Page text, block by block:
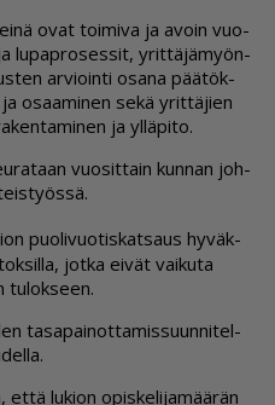
ovat toi­mi­va ja avoin vuo­
lu­pap­ro­ses­sit, yrit­tä­jä­myön­
ar­vi­oin­ti osa­na pää­tök­
osaa­mi­nen sekä yrit­tä­jien
ja yl­lä­pi­to.
vuo­sit­tain kun­nan joh­
puo­li­vuo­tis­kat­saus hy­väk­
jot­ka ei­vät vai­ku­ta
tu­lok­seen.
ta­sa­pai­not­ta­mis­suun­ni­tel­
et­tä lu­ki­on opis­ke­li­ja­mää­rän